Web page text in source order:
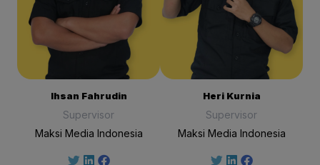
Ihsan Fahrudin
Supervisor
Maksi Media Indonesia
Heri Kurnia
Supervisor
Maksi Media Indonesia